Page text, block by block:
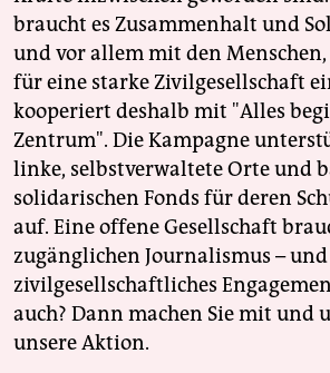
braucht es Zusammenhalt und
und vor allem mit den
für eine starke Zivilgesellschaft
kooperiert deshalb mit "Alles
Zentrum". Die Kampagne
linke, selbstverwaltete Orte und
solidarischen Fonds für deren
auf. Eine offene Gesellschaft
zugänglichen Journalismus – und
zivilgesellschaftliches
auch? Dann machen Sie mit und
unsere Aktion.